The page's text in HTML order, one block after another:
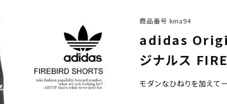
商品番号 kma94
adidas
ジナルス
モダンなひねりを加えて